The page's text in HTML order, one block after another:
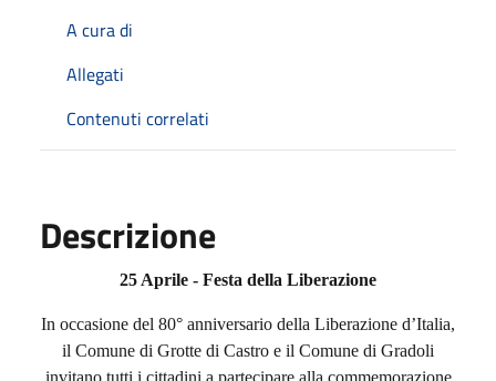
A cura di
Allegati
Contenuti correlati
Descrizione
25 Aprile - Festa della Liberazione
In occasione del 80° anniversario della Liberazione d’Italia,
il Comune di Grotte di Castro e il Comune di Gradoli
invitano tutti i cittadini a partecipare alla commemorazione